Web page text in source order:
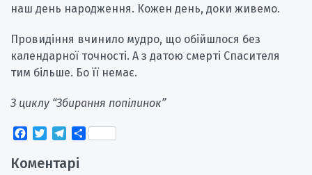
наш день народження. Кожен день, доки живемо.
Провидіння вчинило мудро, що обійшлося без
календарної точності. А з датою смерті Спасителя
тим більше. Бо її немає.
З циклу “Збирання попілинок”
Facebook
TwitterTelegram
Поділитися
Коментарі